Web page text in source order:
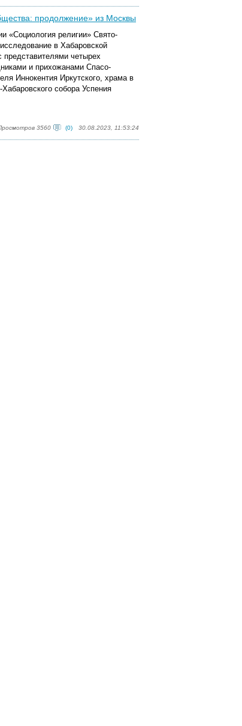
продолжение» из Москвы
«Социология религии» Свято-
в Хабаровской
представителями четырех
и прихожанами Спасо-
Иннокентия Иркутского, храма в
собора Успения
3560 (0) 30.08.2023, 11:53:24